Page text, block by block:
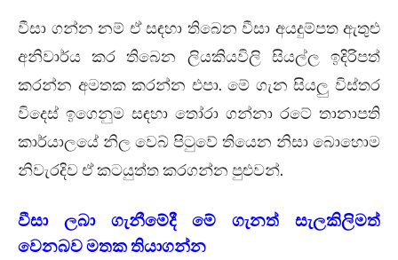
වීසා ගන්න නම් ඒ සඳහා තිබෙන වීසා අයදුම්පත ඇතුළු
අනිවාර්ය කර තිබෙන ලියකියවිලි සියල්ල ඉදිරිපත්
කරන්න අමතක කරන්න එපා. මේ ගැන සියලු විස්තර
විදෙස් ඉගෙනුම සඳහා තෝරා ගන්නා රටේ තානාපති
කාර්යාලයේ නිල වෙබ් පිටුවේ තියෙන නිසා බොහොම
නිවැරදිව ඒ කටයුත්ත කරගන්න පුළුවන්.
වීසා ලබා ගැනීමේදී මේ ගැනත් සැලකිලිමත්
වෙනබව මතක තියාගන්න